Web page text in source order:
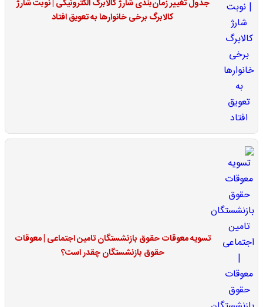
جدول تغییر زمان‌بندی شارژ کالابرگ الکترونیکی | نوبت شارژ
کالابرگ برخی خانوارها به تعویق افتاد
تسویه معوقات حقوق بازنشستگان تامین اجتماعی | معوقات
حقوق بازنشستگان چقدر است؟